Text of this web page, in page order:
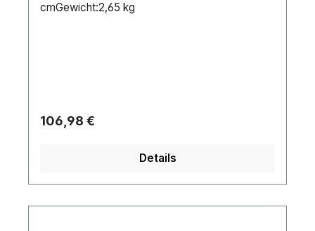
cmGewicht:2,65 kg
Regulärer Preis:
106,98 €
Details